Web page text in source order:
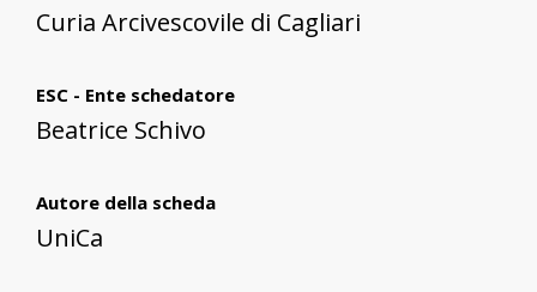
Curia Arcivescovile di Cagliari
ESC - Ente schedatore
Beatrice Schivo
Autore della scheda
UniCa